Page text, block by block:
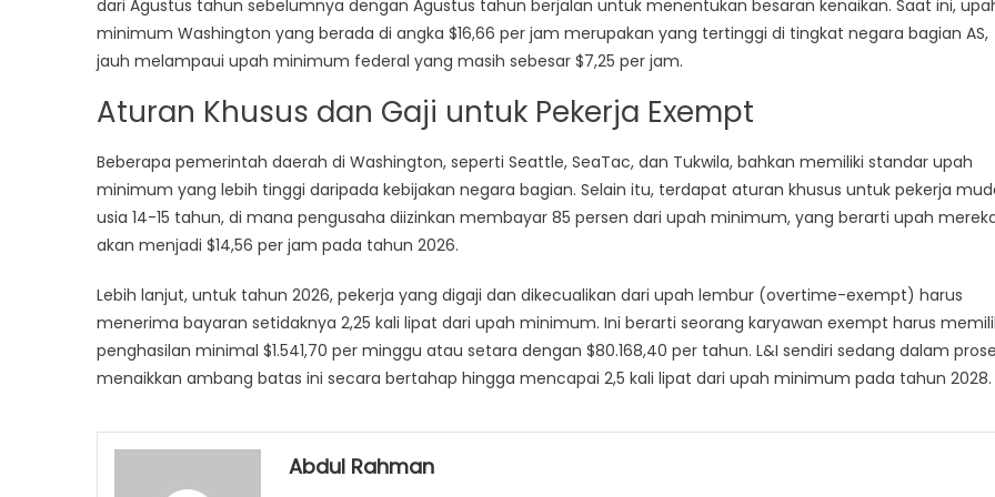
dari Agustus tahun sebelumnya dengan Agustus tahun berjalan untuk menentukan besaran kenaikan. Saat ini,
minimum Washington yang berada di angka $16,66 per jam merupakan yang tertinggi di tingkat negara bagian AS,
jauh melampaui upah minimum federal yang masih sebesar $7,25 per jam.
Aturan Khusus dan Gaji untuk Pekerja Exempt
Beberapa pemerintah daerah di Washington, seperti Seattle, SeaTac, dan Tukwila, bahkan memiliki standar upah
minimum yang lebih tinggi daripada kebijakan negara bagian. Selain itu, terdapat aturan khusus untuk pekerja
usia 14-15 tahun, di mana pengusaha diizinkan membayar 85 persen dari upah minimum, yang berarti upah
akan menjadi $14,56 per jam pada tahun 2026.
Lebih lanjut, untuk tahun 2026, pekerja yang digaji dan dikecualikan dari upah lembur (overtime-exempt) harus
menerima bayaran setidaknya 2,25 kali lipat dari upah minimum. Ini berarti seorang karyawan exempt harus
penghasilan minimal $1.541,70 per minggu atau setara dengan $80.168,40 per tahun. L&I sendiri sedang dalam
menaikkan ambang batas ini secara bertahap hingga mencapai 2,5 kali lipat dari upah minimum pada tahun 2028.
Abdul Rahman